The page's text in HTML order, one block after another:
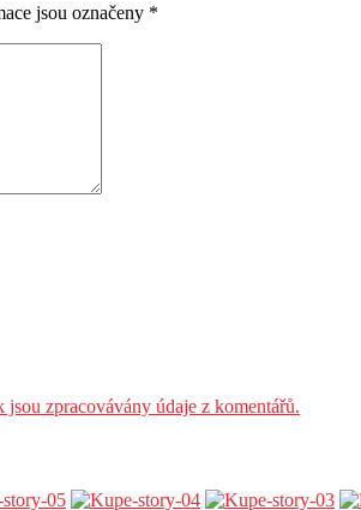
jsou označeny *
jsou zpracovávány údaje z komentářů.